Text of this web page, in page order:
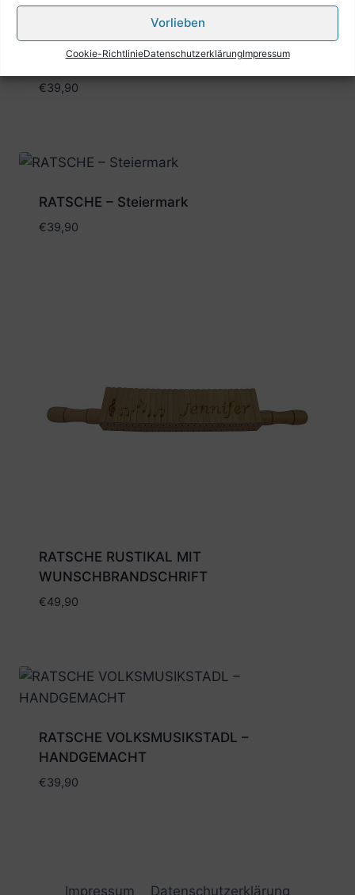
Vorlieben
Cookie-RichtlinieDatenschutzerklärungImpressum
RATSCHE – Dem Land Tirol die Treue
€39,90
RATSCHE – Steiermark
€39,90
RATSCHE RUSTIKAL MIT
WUNSCHBRANDSCHRIFT
€49,90
RATSCHE VOLKSMUSIKSTADL –
HANDGEMACHT
€39,90
Impressum Datenschutzerklärung